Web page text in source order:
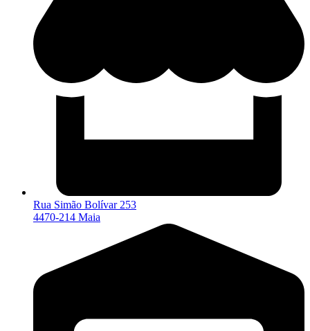
Rua Simão Bolívar 253
4470-214 Maia